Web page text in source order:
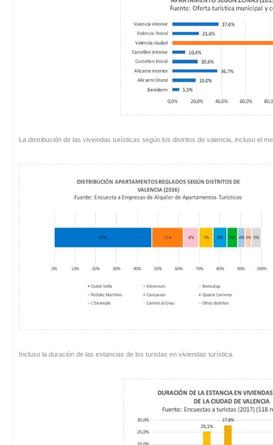
La distribución de las viviendas turísticas según los distritos de valencia, incluso el
Incluso la duración de las estancias de los turistas en viviendas turística.